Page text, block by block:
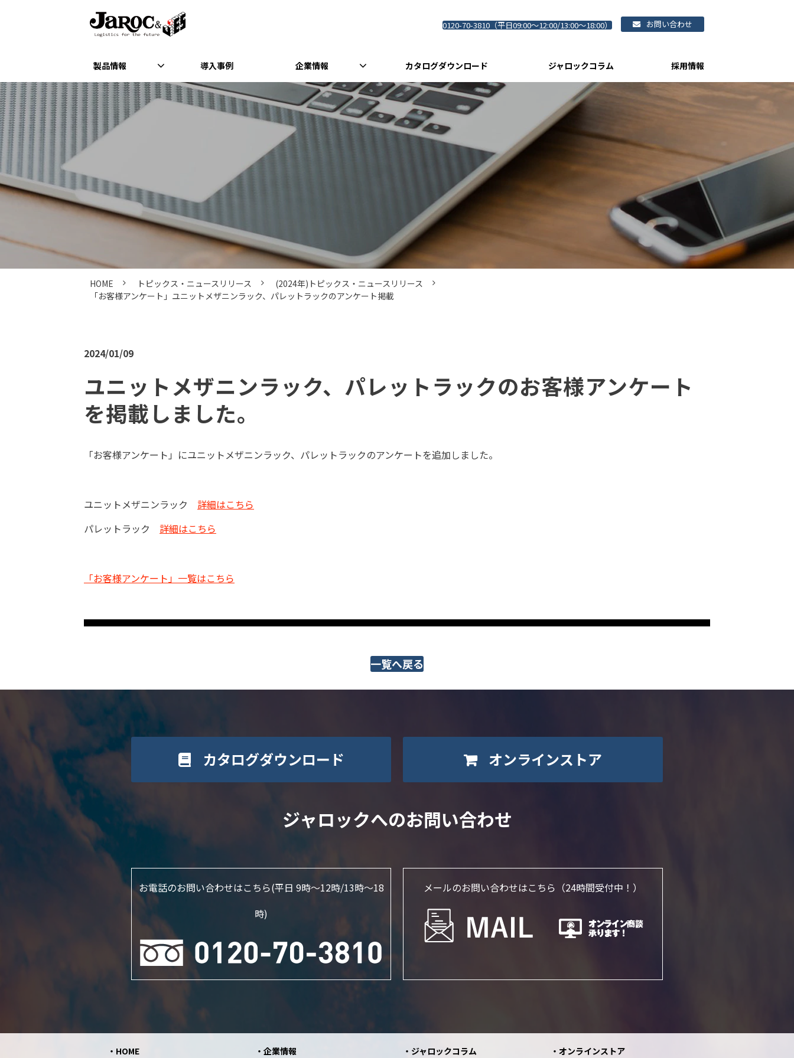
0120-70-3810（平日09:00～12:00/13:00～18:00） お問い合わせ
製品情報 導入事例 企業情報 カタログダウンロード ジャロックコラム 採用情報
HOME トピックス・ニュースリリース
(2024年)トピックス・ニュースリリース
「お客様アンケート」ユニットメザニンラック、パレットラックのアンケート掲載
2024/01/09
ユニットメザニンラック、パレットラックのお客様アンケート
を掲載しました。
「お客様アンケート」にユニットメザニンラック、パレットラックのアンケートを追加しました。
ユニットメザニンラック 詳細はこちら
パレットラック 詳細はこちら
「お客様アンケート」一覧はこちら
一覧へ戻る
カタログダウンロード オンラインストア
ジャロックへのお問い合わせ
お電話のお問い合わせはこちら(平日 9時～12時/13時〜18
時)
メールのお問い合わせはこちら （24時間受付中！）
HOME 企業情報 ジャロックコラム オンラインストア